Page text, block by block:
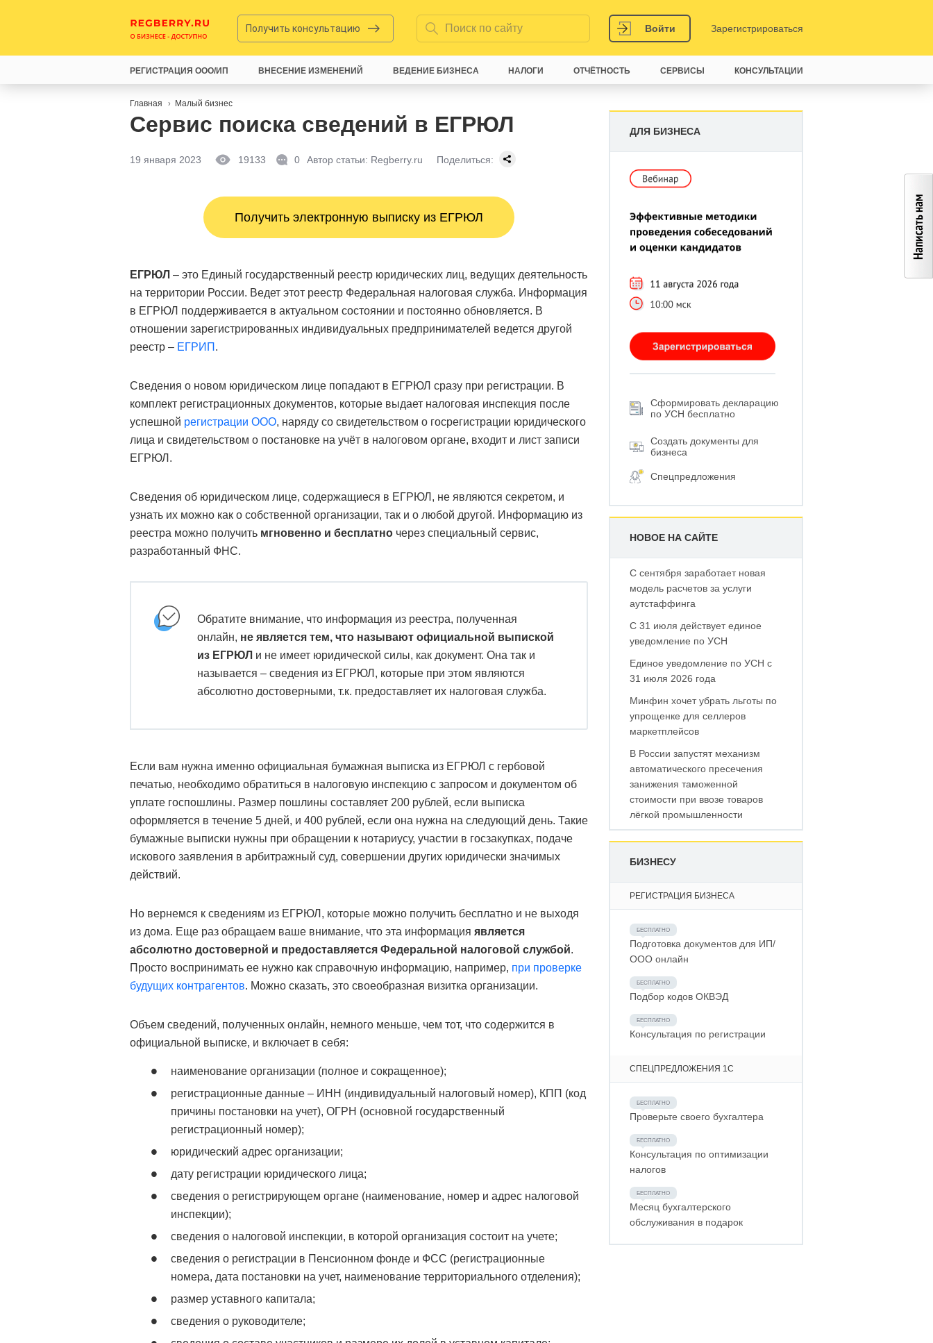
Получить консультацию Войти Зарегистрироваться
Главная Малый бизнес
Сервис поиска сведений в ЕГРЮЛ
19 января 2023 19133 0 Автор статьи: Regberry.ru Поделиться:
Получить электронную выписку из ЕГРЮЛ
ЕГРЮЛ – это Единый государственный реестр юридических лиц, ведущих деятельность
на территории России. Ведет этот реестр Федеральная налоговая служба. Информация
в ЕГРЮЛ поддерживается в актуальном состоянии и постоянно обновляется. В
отношении зарегистрированных индивидуальных предпринимателей ведется другой
реестр – ЕГРИП .
Сведения о новом юридическом лице попадают в ЕГРЮЛ сразу при регистрации. В
комплект регистрационных документов, которые выдает налоговая инспекция после
успешной регистрации ООО, наряду со свидетельством о госрегистрации юридического
лица и свидетельством о постановке на учёт в налоговом органе, входит и лист записи
ЕГРЮЛ.
Сведения об юридическом лице, содержащиеся в ЕГРЮЛ, не являются секретом, и
узнать их можно как о собственной организации, так и о любой другой. Информацию из
реестра можно получить мгновенно и бесплатно через специальный сервис,
разработанный ФНС.
Обратите внимание, что информация из реестра, полученная
онлайн, не является тем, что называют официальной выпиской
из ЕГРЮЛ и не имеет юридической силы, как документ. Она так и
называется – сведения из ЕГРЮЛ, которые при этом являются
абсолютно достоверными, т.к. предоставляет их налоговая служба.
Если вам нужна именно официальная бумажная выписка из ЕГРЮЛ с гербовой
печатью, необходимо обратиться в налоговую инспекцию с запросом и документом об
уплате госпошлины. Размер пошлины составляет 200 рублей, если выписка
оформляется в течение 5 дней, и 400 рублей, если она нужна на следующий день. Такие
бумажные выписки нужны при обращении к нотариусу, участии в госзакупках, подаче
искового заявления в арбитражный суд, совершении других юридически значимых
действий.
Но вернемся к сведениям из ЕГРЮЛ, которые можно получить бесплатно и не выходя
из дома. Еще раз обращаем ваше внимание, что эта информация является
абсолютно достоверной и предоставляется Федеральной налоговой службой.
Просто воспринимать ее нужно как справочную информацию, например, при проверке
будущих контрагентов. Можно сказать, это своеобразная визитка организации.
Объем сведений, полученных онлайн, немного меньше, чем тот, что содержится в
официальной выписке, и включает в себя:
наименование организации (полное и сокращенное);
регистрационные данные – ИНН (индивидуальный налоговый номер), КПП (код
причины постановки на учет), ОГРН (основной государственный
регистрационный номер);
юридический адрес организации;
дату регистрации юридического лица;
сведения о регистрирующем органе (наименование, номер и адрес налоговой
инспекции);
сведения о налоговой инспекции, в которой организация состоит на учете;
сведения о регистрации в Пенсионном фонде и ФСС (регистрационные
номера, дата постановки на учет, наименование территориального отделения);
размер уставного капитала;
сведения о руководителе;
ДЛЯ БИЗНЕСА
Сформировать декларацию
по УСН бесплатно
Создать документы для
бизнеса
Спецпредложения
НОВОЕ НА САЙТЕ
С сентября заработает новая
модель расчетов за услуги
аутстаффинга
С 31 июля действует единое
уведомление по УСН
Единое уведомление по УСН с
31 июля 2026 года
Минфин хочет убрать льготы по
упрощенке для селлеров
маркетплейсов
В России запустят механизм
автоматического пресечения
занижения таможенной
стоимости при ввозе товаров
лёгкой промышленности
БИЗНЕСУ
РЕГИСТРАЦИЯ БИЗНЕСА
Подготовка документов для ИП/
ООО онлайн
Подбор кодов ОКВЭД
Консультация по регистрации
СПЕЦПРЕДЛОЖЕНИЯ 1С
Проверьте своего бухгалтера
Консультация по оптимизации
налогов
Месяц бухгалтерского
обслуживания в подарок
РЕГИСТРАЦИЯ ООО/ИП ВНЕСЕНИЕ ИЗМЕНЕНИЙ ВЕДЕНИЕ БИЗНЕСА НАЛОГИ ОТЧЁТНОСТЬ СЕРВИСЫ КОНСУЛЬТАЦИИ